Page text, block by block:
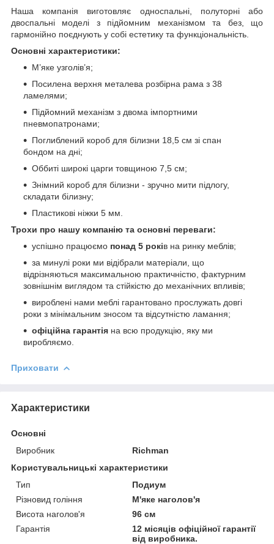
Наша компанія виготовляє односпальні, полуторні або
двоспальні моделі з підйомним механізмом та без, що
гармонійно поєднують у собі естетику та функціональність.
Основні характеристики:
М’яке узголів’я;
Посилена верхня металева розбірна рама з 38
ламелями;
Підйомний механізм з двома імпортними
пневмопатронами;
Поглиблений короб для білизни 18,5 см зі спан
бондом на дні;
Оббиті широкі царги товщиною 7,5 см;
Знімний короб для білизни - зручно мити підлогу,
складати білизну;
Пластикові ніжки 5 мм.
Трохи про нашу компанію та основні переваги:
успішно працюємо понад 5 років на ринку меблів;
за минулі роки ми відібрали матеріали, що
відрізняються максимальною практичністю, фактурним
зовнішнім виглядом та стійкістю до механічних впливів;
вироблені нами меблі гарантовано прослужать довгі
роки з мінімальним зносом та відсутністю ламання;
офіційна гарантія на всю продукцію, яку ми
виробляємо.
Приховати
Характеристики
Основні
Виробник
Richman
Користувальницькі характеристики
Тип
Подиум
Різновид гоління
М'яке наголов'я
Висота наголов'я
96 см
Гарантія
12 місяців офіційної гарантії
від виробника.